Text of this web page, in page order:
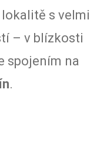
s velmi
– v blízkosti
spojením na
.